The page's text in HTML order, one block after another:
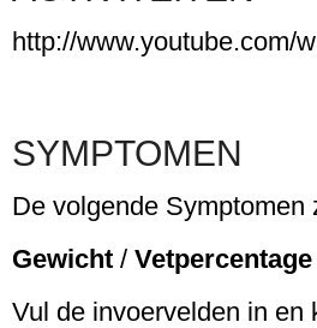
http://www.youtube.com/
SYMPTOMEN
De volgende Symptomen
Gewicht / Vetpercentage
Vul de invoervelden in en